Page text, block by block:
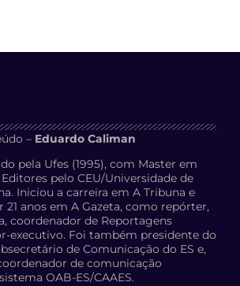
– Eduardo Caliman
pela Ufes (1995), com Master em
pelo CEU/Universidade de
Iniciou a carreira em A Tribuna e
21 anos em A Gazeta, como repórter,
coordenador de Reportagens
executivo. Foi também presidente do
de Comunicação do ES e,
de comunicação
OAB-ES/CAAES.